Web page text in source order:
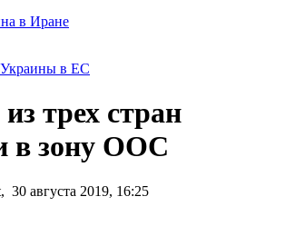
в Иране
в ЕС
трех стран
в зону ООС
30 августа 2019, 16:25